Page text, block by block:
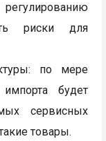
риски для
по мере
будет
сервисных
товары.